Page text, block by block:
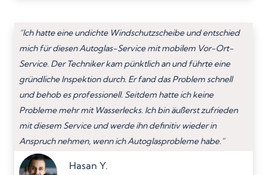
“Ich hatte eine undichte Windschutzscheibe und entschied
mich für diesen Autoglas-Service mit mobilem Vor-Ort-
Service. Der Techniker kam pünktlich an und führte eine
gründliche Inspektion durch. Er fand das Problem schnell
und behob es professionell. Seitdem hatte ich keine
Probleme mehr mit Wasserlecks. Ich bin äußerst zufrieden
mit diesem Service und werde ihn definitiv wieder in
Anspruch nehmen, wenn ich Autoglasprobleme habe.”
Hasan Y.